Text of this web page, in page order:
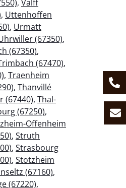
, Valff
, Uttenhoffen
, Urmatt
(67350),
(67350),
(67470),
, Traenheim
, Thanvillé
(67440), Thal-
(67250),
Offenheim
, Struth
, Strasbourg
, Stotzheim
(67160),
(67220),